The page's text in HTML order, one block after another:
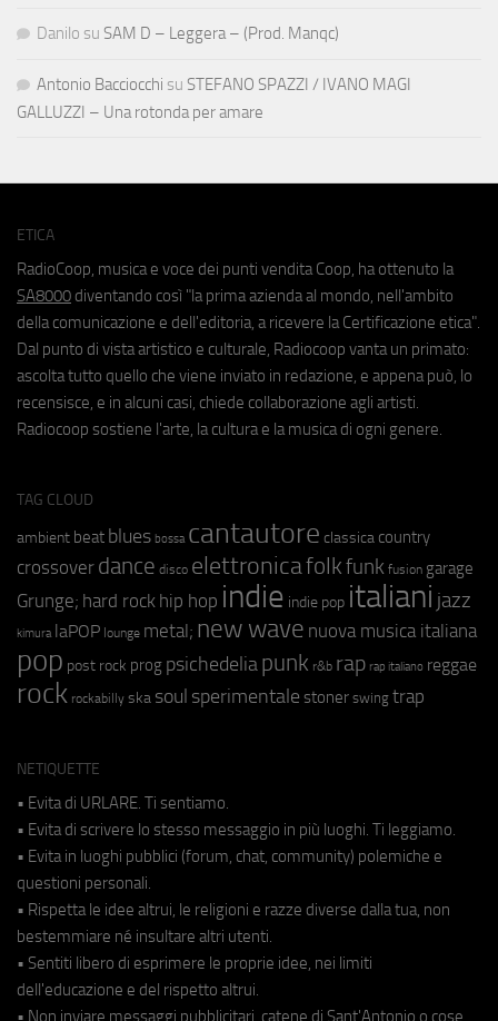
Danilo su SAM D – Leggera – (Prod. Manqc)
Antonio Bacciocchi su STEFANO SPAZZI / IVANO MAGI
GALLUZZI – Una rotonda per amare
ETICA
RadioCoop, musica e voce dei punti vendita Coop, ha ottenuto la
SA8000 diventando così "la prima azienda al mondo, nell'ambito
della comunicazione e dell'editoria, a ricevere la Certificazione etica".
Dal punto di vista artistico e culturale, Radiocoop vanta un primato:
ascolta tutto quello che viene inviato in redazione, e appena può, lo
recensisce, e in alcuni casi, chiede collaborazione agli artisti.
Radiocoop sostiene l'arte, la cultura e la musica di ogni genere.
TAG CLOUD
ambient beat blues bossa cantautore classica country
crossover dance disco elettronicafolkfunk fusion garage
Grunge; hard rock hip hop indie indie pop italiani jazz
kimura laPOP lounge metal; new wave nuova musica italiana
pop post rock prog psichedeliapunk r&b rap rap italiano reggae
rock rockabilly ska soul sperimentale stoner swing trap
NETIQUETTE
• Evita di URLARE. Ti sentiamo.
• Evita di scrivere lo stesso messaggio in più luoghi. Ti leggiamo.
• Evita in luoghi pubblici (forum, chat, community) polemiche e
questioni personali.
• Rispetta le idee altrui, le religioni e razze diverse dalla tua, non
bestemmiare né insultare altri utenti.
• Sentiti libero di esprimere le proprie idee, nei limiti
dell'educazione e del rispetto altrui.
• Non inviare messaggi pubblicitari, catene di Sant'Antonio o cose